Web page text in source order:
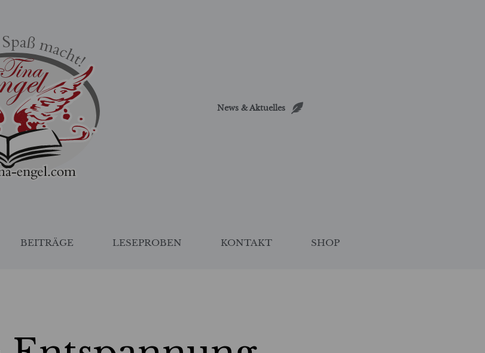
News & Aktuelles
BEITRÄGE LESEPROBEN KONTAKT SHOP